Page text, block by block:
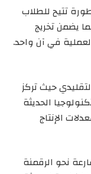
تتيح للطلاب
يضمن تخريج
في آن واحد.
حيث تركز
الحديثة
الإنتاج
نحو الرقمنة